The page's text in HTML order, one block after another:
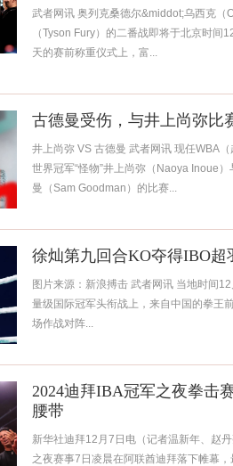
武者网讯 奥列克桑德尔&middot;乌西克
（Tyson Fury）的二番战即将于北京时
天的赛前称重仪式上，富...
古德曼受伤，与井上尚弥比
井上尚弥 VS 古德曼 武者网讯 现任WBA
世界冠军“怪物”井上尚弥（Naoya Inoue
曼（Sam Goodman）的比赛...
徐灿第九回合KO夺得IBO超
图片来源：新浪搏击 武者网讯 当地时间
量级国际冠军头衔战上，来自中国的拳王
场作战对阵...
2024迪拜IBA冠军之夜拳击
腰带
新华社迪拜12月7日电（记者温新年、赵
之夜赛事7日凌晨在阿联酋迪拜落下帷幕